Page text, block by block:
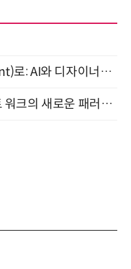
"인터페이스를 넘어 인텐트(intent)로: AI와 디자이너가 함께 만드는 공존의 UX" 강남역 (9/2)
“AI와 함께 일하는 시대 ” - 스마트 워크의 새로운 패러다임 (9/11)